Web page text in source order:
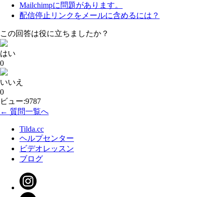
Mailchimpに問題があります。
配信停止リンクをメールに含めるには？
この回答は役に立ちましたか？
はい
0
いいえ
0
ビュー:9787
← 質問一覧へ
Tilda.cc
ヘルプセンター
ビデオレッスン
ブログ